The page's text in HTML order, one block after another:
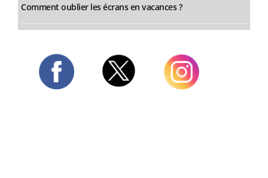
Comment oublier les écrans en vacances ?